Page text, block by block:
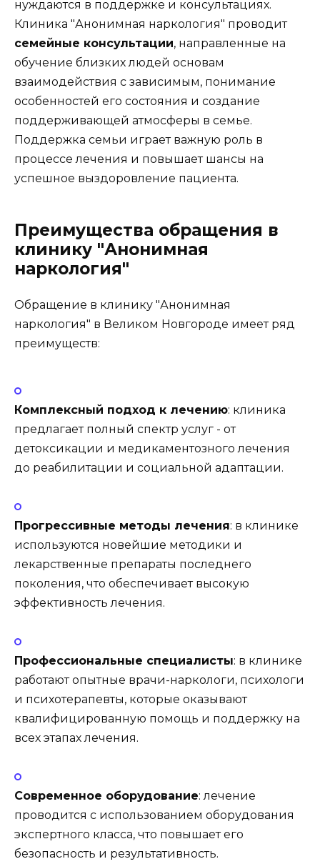
нуждаются в поддержке и консультациях.
Клиника "Анонимная наркология" проводит
семейные консультации, направленные на
обучение близких людей основам
взаимодействия с зависимым, понимание
особенностей его состояния и создание
поддерживающей атмосферы в семье.
Поддержка семьи играет важную роль в
процессе лечения и повышает шансы на
успешное выздоровление пациента.
Преимущества обращения в
клинику "Анонимная
наркология"
Обращение в клинику "Анонимная
наркология" в Великом Новгороде имеет ряд
преимуществ:
Комплексный подход к лечению: клиника
предлагает полный спектр услуг - от
детоксикации и медикаментозного лечения
до реабилитации и социальной адаптации.
Прогрессивные методы лечения: в клинике
используются новейшие методики и
лекарственные препараты последнего
поколения, что обеспечивает высокую
эффективность лечения.
Профессиональные специалисты: в клинике
работают опытные врачи-наркологи, психологи
и психотерапевты, которые оказывают
квалифицированную помощь и поддержку на
всех этапах лечения.
Современное оборудование: лечение
проводится с использованием оборудования
экспертного класса, что повышает его
безопасность и результативность.